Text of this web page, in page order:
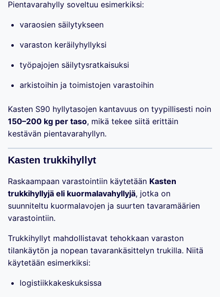
Pientavarahylly soveltuu esimerkiksi:
varaosien säilytykseen
varaston keräilyhyllyksi
työpajojen säilytysratkaisuksi
arkistoihin ja toimistojen varastoihin
Kasten S90 hyllytasojen kantavuus on tyypillisesti noin
150–200 kg per taso, mikä tekee siitä erittäin
kestävän pientavarahyllyn.
Kasten trukkihyllyt
Raskaampaan varastointiin käytetään Kasten
trukkihyllyjä eli kuormalavahyllyjä, jotka on
suunniteltu kuormalavojen ja suurten tavaramäärien
varastointiin.
Trukkihyllyt mahdollistavat tehokkaan varaston
tilankäytön ja nopean tavarankäsittelyn trukilla. Niitä
käytetään esimerkiksi:
logistiikkakeskuksissa